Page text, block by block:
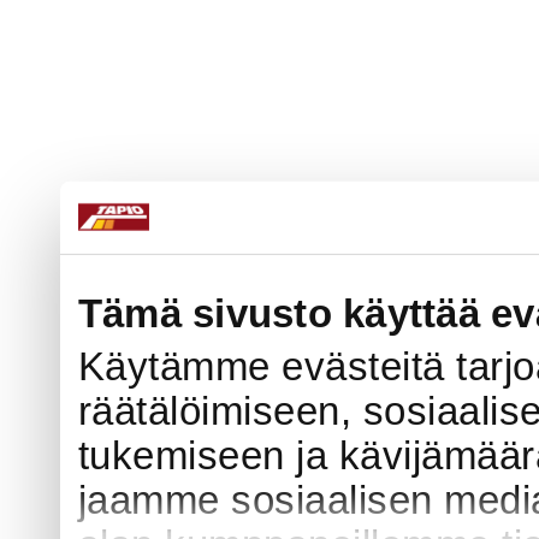
Tämä sivusto käyttää
Käytämme evästeitä
räätälöimiseen,
tukemiseen ja
jaamme sosiaalisen